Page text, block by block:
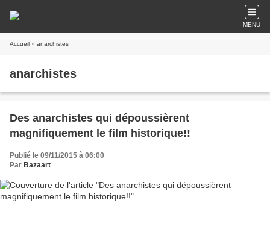
MENU
Accueil » anarchistes
anarchistes
Des anarchistes qui dépoussièrent
magnifiquement le film historique!!
Publié le 09/11/2015 à 06:00
Par Bazaart